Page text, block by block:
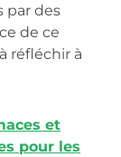
par des
de ce
réfléchir à
et
pour les